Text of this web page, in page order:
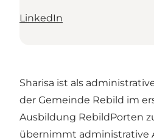
LinkedIn
Sharisa ist als
der Gemeinde Rebild im
Ausbildung RebildPorten
übernimmt administrative